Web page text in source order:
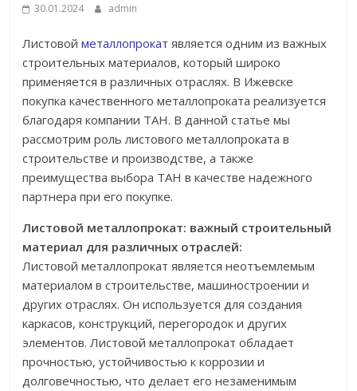
30.01.2024 admin
Листовойметаллопрокат является одним из важных
строительных материалов, который широко
применяется в различных отраслях. В Ижевске
покупка качественного металлопроката реализуется
благодаря компании ТАН. В данной статье мы
рассмотрим роль листового металлопроката в
строительстве и производстве, а также
преимущества выбора ТАН в качестве надежного
партнера при его покупке.
Листовой металлопрокат: важный строительный
материал для различных отраслей:
Листовой металлопрокат является неотъемлемым
материалом в строительстве, машиностроении и
других отраслях. Он используется для создания
каркасов, конструкций, перегородок и других
элементов. Листовой металлопрокат обладает
прочностью, устойчивостью к коррозии и
долговечностью, что делает его незаменимым